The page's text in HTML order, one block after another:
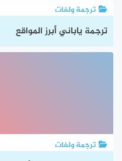
ترجمة ولغات
ترجمة ياباني أبرز المواقع
والتطبيقات التي توفر ترجمة
ترجمة ولغات